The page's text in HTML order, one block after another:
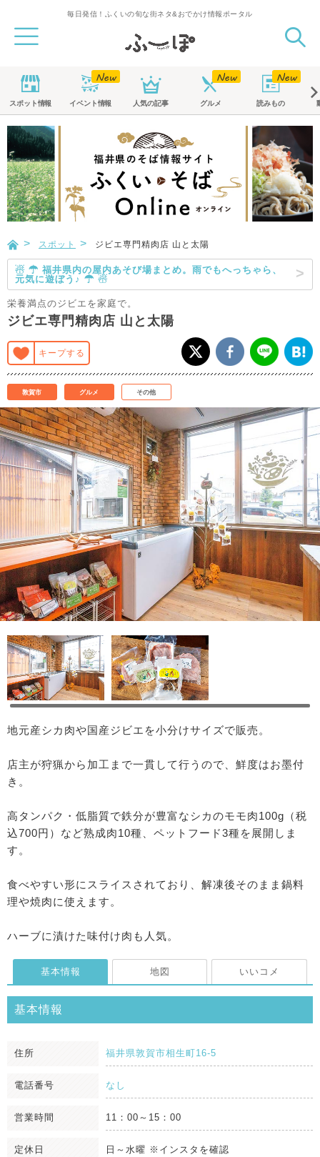
毎日発信！ふくいの旬な街ネタ&おでかけ情報ポータル
スポット情報 イベント情報 人気の記事 グルメ 読みもの
スポット ジビエ専門精肉店 山と太陽
☃ ☂ 福井県内の屋内あそび場まとめ。雨でもへっちゃら、
元気に遊ぼう♪ ☂ ☃
栄養満点のジビエを家庭で。
ジビエ専門精肉店 山と太陽
キープする
敦賀市 グルメ その他
地元産シカ肉や国産ジビエを小分けサイズで販売。
店主が狩猟から加工まで一貫して行うので、鮮度はお墨付
き。
高タンパク・低脂質で鉄分が豊富なシカのモモ肉100g（税
込700円）など熟成肉10種、ペットフード3種を展開しま
す。
食べやすい形にスライスされており、解凍後そのまま鍋料
理や焼肉に使えます。
ハーブに漬けた味付け肉も人気。
基本情報 地図 いいコメ
基本情報
住所 福井県敦賀市相生町16-5
電話番号 なし
営業時間 11：00～15：00
定休日 日～水曜 ※インスタを確認